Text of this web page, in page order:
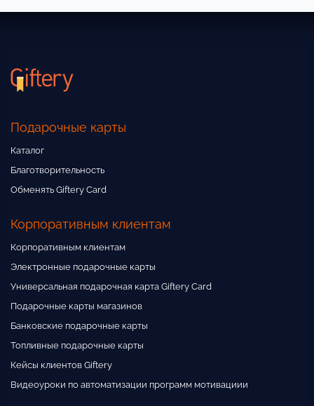
Подарочные карты
Каталог
Благотворительность
Обменять Giftery Card
Корпоративным клиентам
Корпоративным клиентам
Электронные подарочные карты
Универсальная подарочная карта Giftery Card
Подарочные карты магазинов
Банковские подарочные карты
Топливные подарочные карты
Кейсы клиентов Giftery
Видеоуроки по автоматизации программ мотивациии